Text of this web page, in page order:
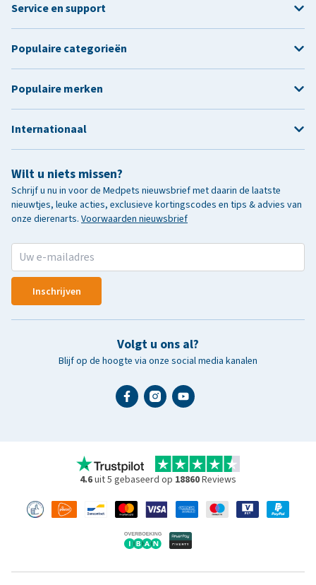
Wilt u niets missen?
Schrijf u nu in voor de Medpets nieuwsbrief met daarin de laatste
nieuwtjes, leuke acties, exclusieve kortingscodes en tips & advies van
onze dierenarts. Voorwaarden nieuwsbrief
Inschrijven
Volgt u ons al?
Blijf op de hoogte via onze social media kanalen
Service en support
Populaire categorieën
Populaire merken
Internationaal
4.6uit 5 gebaseerd op 18860Reviews